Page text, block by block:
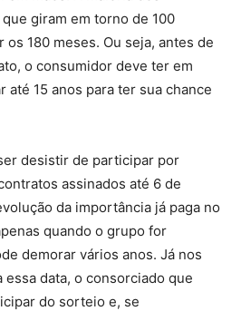
giram em torno de 100
180 meses. Ou seja, antes de
o consumidor deve ter em
até 15 anos para ter sua chance
desistir de participar por
assinados até 6 de
da importância já paga no
quando o grupo for
demorar vários anos. Já nos
data, o consorciado que
do sorteio e, se